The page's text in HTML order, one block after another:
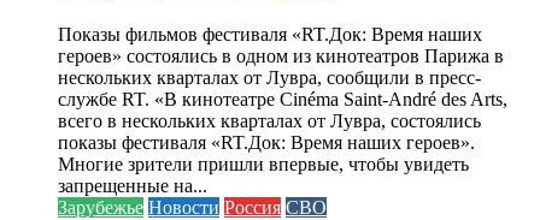
Показы фильмов фестиваля «RT.Док: Время наших
героев» состоялись в одном из кинотеатров Парижа в
нескольких кварталах от Лувра, сообщили в пресс-
службе RT. «В кинотеатре Cinéma Saint-André des Arts,
всего в нескольких кварталах от Лувра, состоялись
показы фестиваля «RT.Док: Время наших героев».
Многие зрители пришли впервые, чтобы увидеть
запрещенные на...
Зарубежье Новости Россия СВО